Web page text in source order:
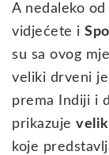
A nedaleko
vidjećete i
su sa ovog
veliki drveni
prema Indiji i
prikazuje
koje